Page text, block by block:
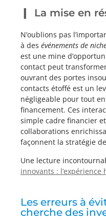
La mise en
N’oublions pas
à des événements de
est une mine
contact peut
ouvrant des portes
contacts étoffé est un
négligeable pour tout
financement. Ces
simple cadre financier
collaborations
façonnent la stratégie
Une lecture
innovants :
Les erreurs à
cherche des